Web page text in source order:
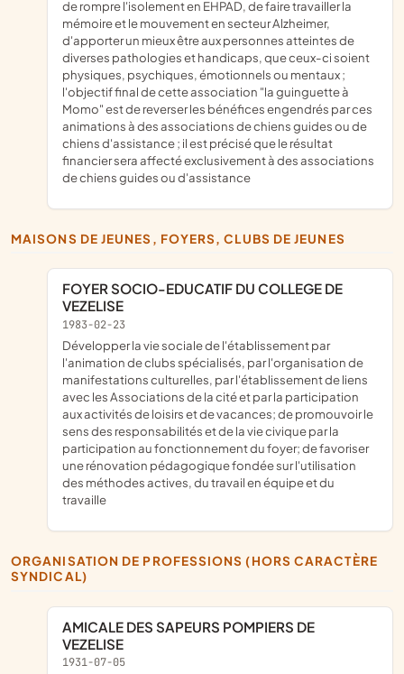
de rompre l'isolement en EHPAD, de faire travailler la
mémoire et le mouvement en secteur Alzheimer,
d'apporter un mieux être aux personnes atteintes de
diverses pathologies et handicaps, que ceux-ci soient
physiques, psychiques, émotionnels ou mentaux ;
l'objectif final de cette association "la guinguette à
Momo" est de reverser les bénéfices engendrés par ces
animations à des associations de chiens guides ou de
chiens d'assistance ; il est précisé que le résultat
financier sera affecté exclusivement à des associations
de chiens guides ou d'assistance
MAISONS DE JEUNES, FOYERS, CLUBS DE JEUNES
FOYER SOCIO-EDUCATIF DU COLLEGE DE
VEZELISE
1983-02-23
développer la vie sociale de l'établissement par
l'animation de clubs spécialisés, par l'organisation de
manifestations culturelles, par l'établissement de liens
avec les Associations de la cité et par la participation
aux activités de loisirs et de vacances; de promouvoir le
sens des responsabilités et de la vie civique par la
participation au fonctionnement du foyer; de favoriser
une rénovation pédagogique fondée sur l'utilisation
des méthodes actives, du travail en équipe et du
travaille
ORGANISATION DE PROFESSIONS (HORS CARACTÈRE
SYNDICAL)
AMICALE DES SAPEURS POMPIERS DE
VEZELISE
1931-07-05